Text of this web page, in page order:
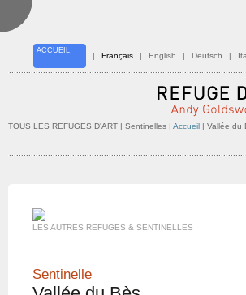
ACCUEIL
| Français | English | Deutsch |
TOUS LES REFUGES D'ART | Sentinelles | Accueil | Vallée du
LES AUTRES REFUGES & SENTINELLES
Sentinelle